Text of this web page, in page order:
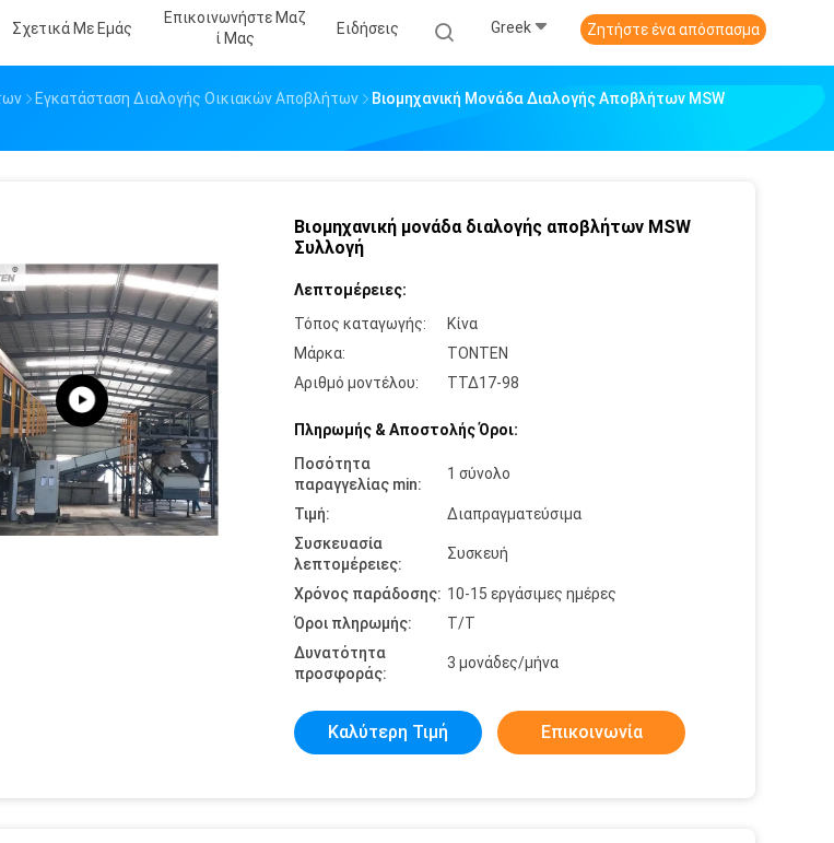
Σχετικά Με Εμάς
Επικοινωνήστε Μαζ
Ί Μας
Ειδήσεις Greek Ζητήστε ένα απόσπασμα
Εγκατάσταση Διαλογής Οικιακών Αποβλήτων
Βιομηχανική Μονάδα Διαλογής Αποβλήτων MSW
Βιομηχανική μονάδα διαλογής αποβλήτων MSW
Συλλογή
Λεπτομέρειες:
Τόπος καταγωγής:
Κίνα
Μάρκα:
TONTEN
Αριθμό μοντέλου:
ΤΤΔ17-98
Πληρωμής & Αποστολής Όροι:
Ποσότητα
παραγγελίας min:
1 σύνολο
Τιμή:
Διαπραγματεύσιμα
Συσκευασία
λεπτομέρειες:
Συσκευή
Χρόνος παράδοσης: 10-15 εργάσιμες ημέρες
Όροι πληρωμής:
Τ/Τ
Δυνατότητα
προσφοράς:
3 μονάδες/μήνα
Καλύτερη Τιμή Επικοινωνία